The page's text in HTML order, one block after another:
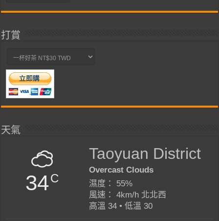
打賞
天氣
34C
Taoyuan District
Overcast Clouds
濕度： 55%
風速： 4km/h 北北西
高溫 34 • 低溫 30